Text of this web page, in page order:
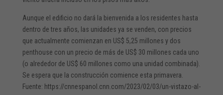
Aunque el edificio no dará la bienvenida a los residentes hasta
dentro de tres años, las unidades ya se venden, con precios
que actualmente comienzan en US$ 5,25 millones y dos
penthouse con un precio de más de US$ 30 millones cada uno
(o alrededor de US$ 60 millones como una unidad combinada).
Se espera que la construcción comience esta primavera.
Fuente: https://cnnespanol.cnn.com/2023/02/03/un-vistazo-al-